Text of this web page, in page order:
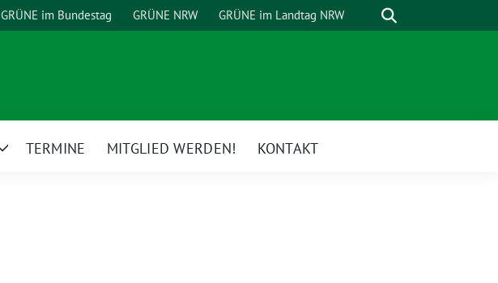
GRÜNE im Bundestag GRÜNE NRW GRÜNE im Landtag NRW Suche
ZeigeTERMINE MITGLIED WERDEN! KONTAKT